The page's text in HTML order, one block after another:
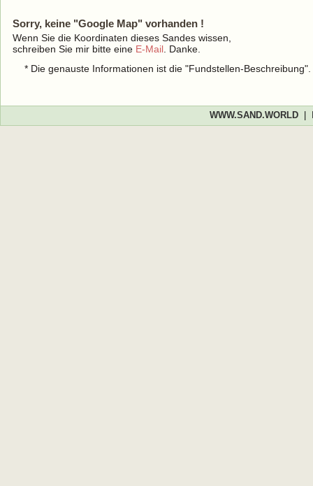
Sorry, keine "Google Map" vorhanden !
Wenn Sie die Koordinaten dieses Sandes wissen,
schreiben Sie mir bitte eine E-Mail . Danke.
* Die genauste Informationen ist die "Fundstellen-
WWW.SAND.WORLD|